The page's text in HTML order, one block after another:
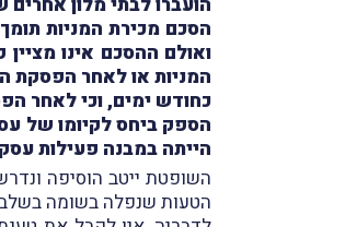
הסכם מכירת המניות
ואולם ההסכם אינו
המניות או לאחר הפסקת
כחודש ימים, וכי לאחר
הספק ביחס לקיומו של
הייתה במבנה פעילות
השופטת ייטב הוסיפה
הטעות שנפלה בשומה בשלב